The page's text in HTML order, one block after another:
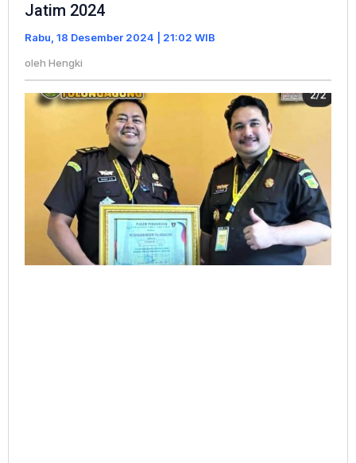
Peringkat
Terbaik
Rakerda
Kejati
Jatim
2024
Jatim 2024
Rabu, 18 Desember 2024 | 21:02 WIB
oleh Hengki